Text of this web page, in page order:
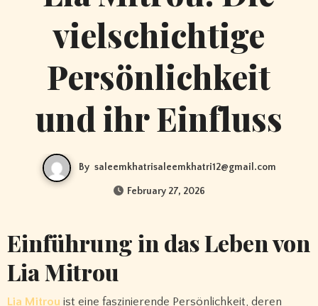
vielschichtige
Persönlichkeit
und ihr Einfluss
By saleemkhatrisaleemkhatri12@gmail.com
February 27, 2026
Einführung in das Leben von
Lia Mitrou
Lia Mitrou ist eine faszinierende Persönlichkeit, deren